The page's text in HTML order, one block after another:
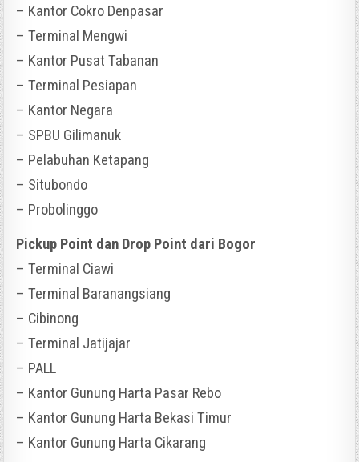
– Kantor Cokro Denpasar
– Terminal Mengwi
– Kantor Pusat Tabanan
– Terminal Pesiapan
– Kantor Negara
– SPBU Gilimanuk
– Pelabuhan Ketapang
– Situbondo
– Probolinggo
Pickup Point dan Drop Point dari Bogor
– Terminal Ciawi
– Terminal Baranangsiang
– Cibinong
– Terminal Jatijajar
– PALL
– Kantor Gunung Harta Pasar Rebo
– Kantor Gunung Harta Bekasi Timur
– Kantor Gunung Harta Cikarang